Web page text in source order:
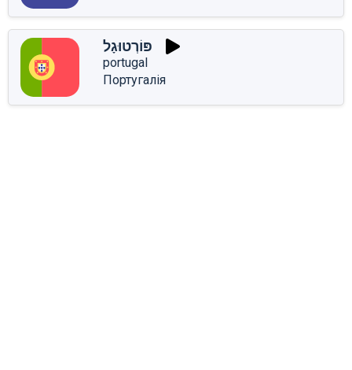
פּוֹרְטוּגָל
portugal
Португалія